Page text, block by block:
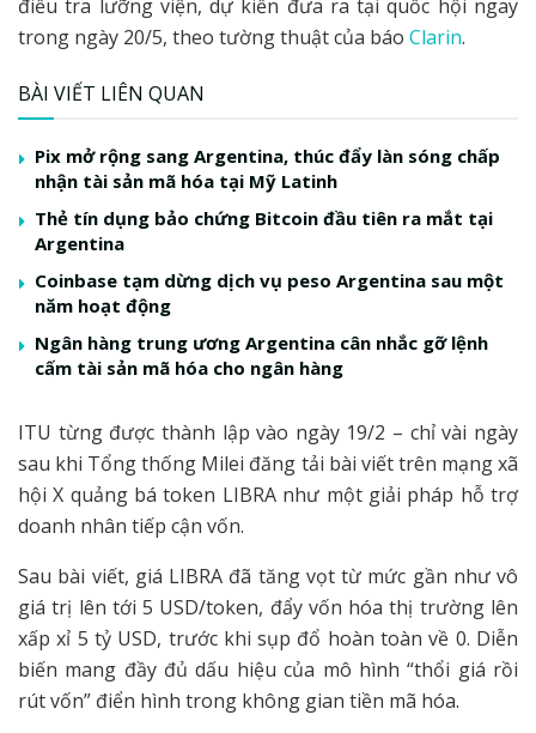
điều tra lưỡng viện, dự kiến đưa ra tại quốc hội ngay
trong ngày 20/5, theo tường thuật của báo Clarin.
BÀI VIẾT LIÊN QUAN
Pix mở rộng sang Argentina, thúc đẩy làn sóng chấp
nhận tài sản mã hóa tại Mỹ Latinh
Thẻ tín dụng bảo chứng Bitcoin đầu tiên ra mắt tại
Argentina
Coinbase tạm dừng dịch vụ peso Argentina sau một
năm hoạt động
Ngân hàng trung ương Argentina cân nhắc gỡ lệnh
cấm tài sản mã hóa cho ngân hàng
ITU từng được thành lập vào ngày 19/2 – chỉ vài ngày
sau khi Tổng thống Milei đăng tải bài viết trên mạng xã
hội X quảng bá token LIBRA như một giải pháp hỗ trợ
doanh nhân tiếp cận vốn.
Sau bài viết, giá LIBRA đã tăng vọt từ mức gần như vô
giá trị lên tới 5 USD/token, đẩy vốn hóa thị trường lên
xấp xỉ 5 tỷ USD, trước khi sụp đổ hoàn toàn về 0. Diễn
biến mang đầy đủ dấu hiệu của mô hình “thổi giá rồi
rút vốn” điển hình trong không gian tiền mã hóa.